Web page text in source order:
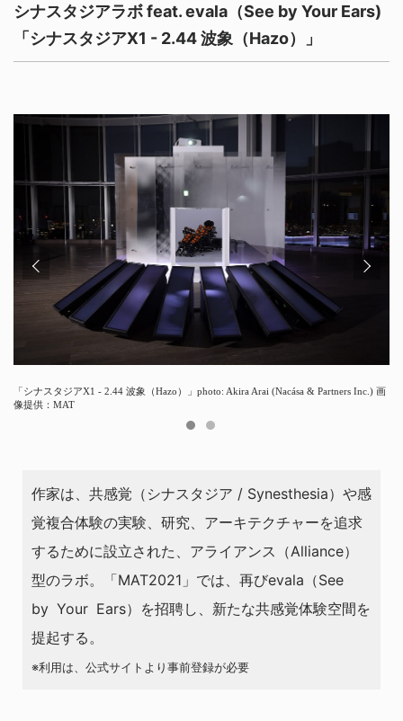
シナスタジアラボ feat. evala（See by Your Ears)
「シナスタジアX1 - 2.44 波象（Hazo）」
「シナスタジアX1 - 2.44 波象（Hazo）」photo: Akira Arai (Nacása & Partners Inc.) 画
像提供：MAT
「シナスタジアX1 - 2.44 波象（Hazo）」photo: Akira Arai (Nacása & Partners Inc.) 画
像提供：MAT
作家は、共感覚（シナスタジア / Synesthesia）や感
覚複合体験の実験、研究、アーキテクチャーを追求
するために設⽴された、アライアンス（Alliance）
型のラボ。「MAT2021」では、再びevala（See
by Your Ears）を招聘し、新たな共感覚体験空間を
提起する。
※利用は、公式サイトより事前登録が必要